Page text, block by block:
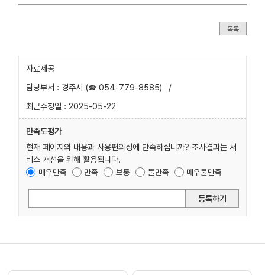
목록
자료제공
담당부서 : 경주시 (☎ 054-779-8585)
/
최근수정일 : 2025-05-22
만족도평가
현재 페이지의 내용과 사용편의성에 만족하십니까? 조사결과는 서
비스 개선을 위해 활용됩니다.
매우만족 만족 보통 불만족 매우불만족
등록하기